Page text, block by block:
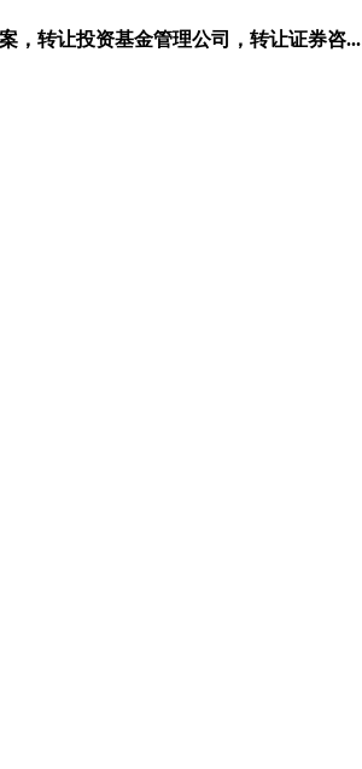
，转让投资基金管理公司，转让证券咨...